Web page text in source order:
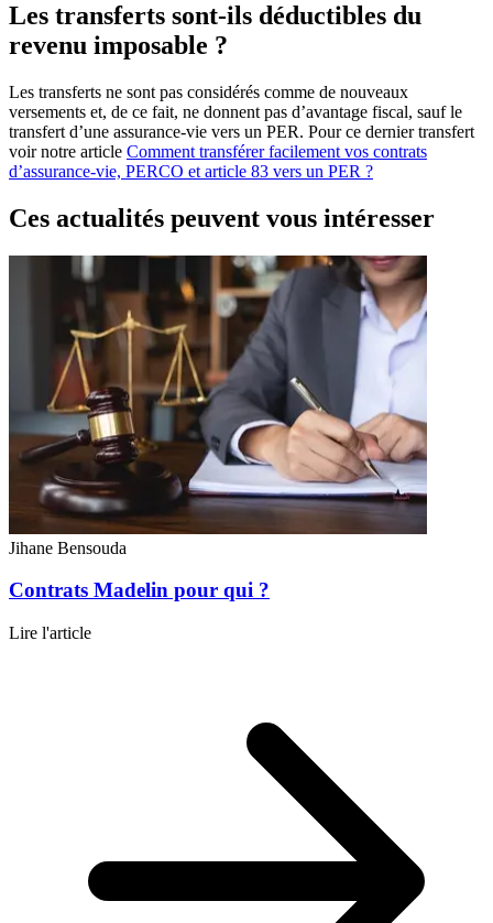
Les transferts sont-ils déductibles du
revenu imposable ?
Les transferts ne sont pas considérés comme de nouveaux
versements et, de ce fait, ne donnent pas d’avantage fiscal, sauf le
transfert d’une assurance-vie vers un PER. Pour ce dernier transfert
voir notre article Comment transférer facilement vos contrats
d’assurance-vie, PERCO et article 83 vers un PER ?
Ces actualités peuvent vous intéresser
Jihane Bensouda
Contrats Madelin pour qui ?
Lire l'article